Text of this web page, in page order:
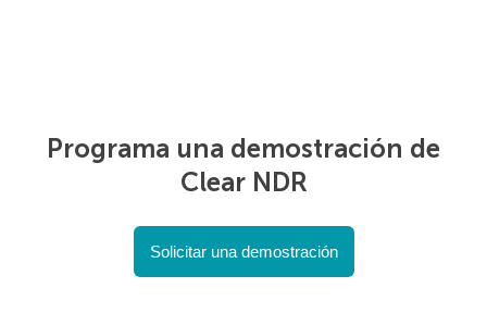
Programa una demostración de
Clear NDR
Solicitar una demostración